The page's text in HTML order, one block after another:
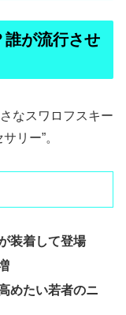
誰が流行させ
なスワロフスキー
リー”。
装着して登場
めたい若者のニ